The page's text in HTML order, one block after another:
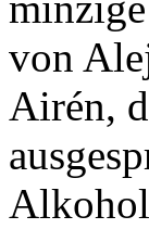
von
Airén,